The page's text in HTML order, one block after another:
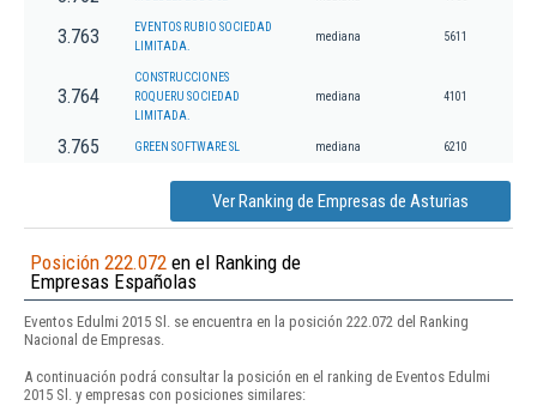
3.763
EVENTOS RUBIO SOCIEDAD
LIMITADA.
mediana 5611
3.764
CONSTRUCCIONES
ROQUERU SOCIEDAD
LIMITADA.
mediana 4101
3.765 GREEN SOFTWARE SL mediana 6210
Ver Ranking de Empresas de Asturias
Posición 222.072 en el Ranking de
Empresas Españolas
Eventos Edulmi 2015 Sl. se encuentra en la posición 222.072 del Ranking
Nacional de Empresas.
A continuación podrá consultar la posición en el ranking de Eventos Edulmi
2015 Sl. y empresas con posiciones similares: